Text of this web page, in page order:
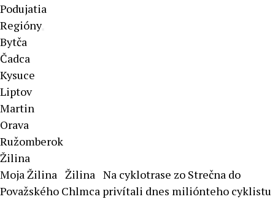
Podujatia
Regióny
Bytča
Čadca
Kysuce
Liptov
Martin
Orava
Ružomberok
Žilina
Moja Žilina Žilina Na cyklotrase zo Strečna do
Považského Chlmca privítali dnes miliónteho cyklistu